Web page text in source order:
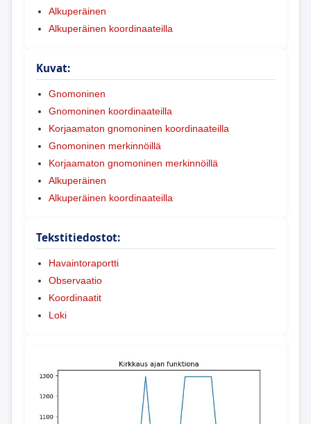
Alkuperäinen
Alkuperäinen koordinaateilla
Kuvat:
Gnomoninen
Gnomoninen koordinaateilla
Korjaamaton gnomoninen koordinaateilla
Gnomoninen merkinnöillä
Korjaamaton gnomoninen merkinnöillä
Alkuperäinen
Alkuperäinen koordinaateilla
Tekstitiedostot:
Havaintoraportti
Observaatio
Koordinaatit
Loki